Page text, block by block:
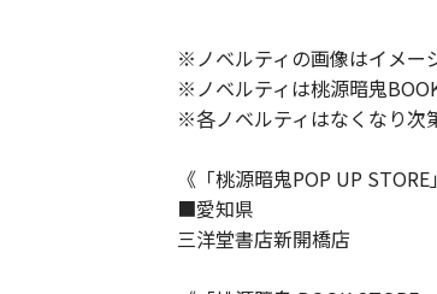
※ノベルティの画像はイメー
※ノベルティは桃源暗鬼
※各ノベルティはなくなり次
《「桃源暗鬼POP UP STORE
■愛知県
三洋堂書店新開橋店